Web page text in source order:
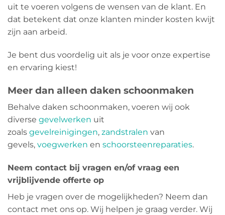
uit te voeren volgens de wensen van de klant. En
dat betekent dat onze klanten minder kosten kwijt
zijn aan arbeid.
Je bent dus voordelig uit als je voor onze expertise
en ervaring kiest!
Meer dan alleen daken schoonmaken
Behalve daken schoonmaken, voeren wij ook
diverse gevelwerken uit
zoals gevelreinigingen, zandstralen van
gevels, voegwerken en schoorsteenreparaties.
Neem contact bij vragen en/of vraag een
vrijblijvende offerte op
Heb je vragen over de mogelijkheden? Neem dan
contact met ons op. Wij helpen je graag verder. Wij